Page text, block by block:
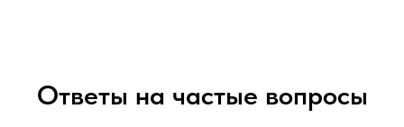
Ответы на частые вопросы